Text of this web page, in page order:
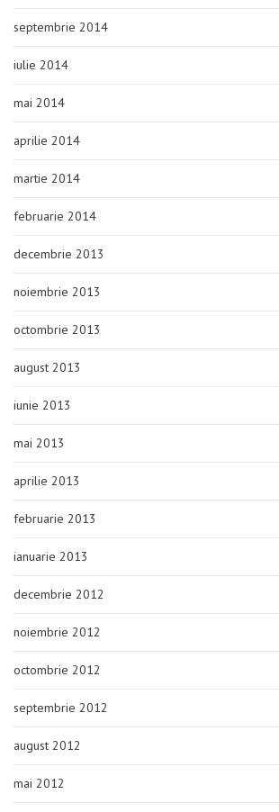
septembrie 2014
iulie 2014
mai 2014
aprilie 2014
martie 2014
februarie 2014
decembrie 2013
noiembrie 2013
octombrie 2013
august 2013
iunie 2013
mai 2013
aprilie 2013
februarie 2013
ianuarie 2013
decembrie 2012
noiembrie 2012
octombrie 2012
septembrie 2012
august 2012
mai 2012